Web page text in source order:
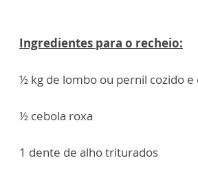
Ingredientes para o recheio:
½ kg de lombo ou pernil cozido e
½ cebola roxa
1 dente de alho triturados